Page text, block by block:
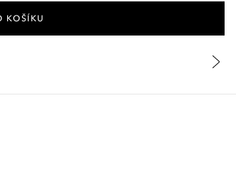
KOŠÍKU